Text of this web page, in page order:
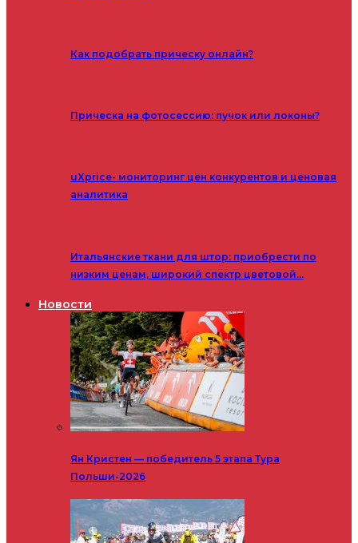
Как подобрать прическу онлайн?
Прическа на фотосессию: пучок или локоны?
uXprice- мониторинг цен конкурентов и ценовая
аналитика
Итальянские ткани для штор: приобрести по
низким ценам, широкий спектр цветовой…
Новости
Ян Кристен — победитель 5 этапа Тура
Польши-2026